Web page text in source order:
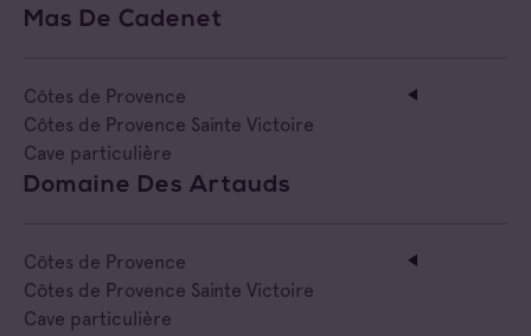
Négociant Extérieur
Mas De Cadenet
Côtes de Provence
Côtes de Provence Sainte Victoire
Cave particulière
Domaine Des Artauds
Côtes de Provence
Côtes de Provence Sainte Victoire
Cave particulière